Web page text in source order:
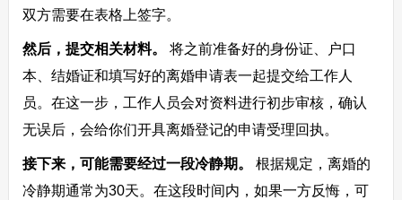
双方需要在表格上签字。
然后，提交相关材料。
将之前准备好的身份证、户口
本、结婚证和填写好的离婚申请表一起提交给工作人
员。在这一步，工作人员会对资料进行初步审核，确认
无误后，会给你们开具离婚登记的申请受理回执。
接下来，可能需要经过一段冷静期。
根据规定，离婚的
冷静期通常为30天。在这段时间内，如果一方反悔，可